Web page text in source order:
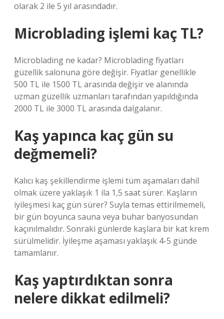
olarak 2 ile 5 yıl arasındadır.
Microblading işlemi kaç TL?
Microblading ne kadar? Microblading fiyatları
güzellik salonuna göre değişir. Fiyatlar genellikle
500 TL ile 1500 TL arasında değişir ve alanında
uzman güzellik uzmanları tarafından yapıldığında
2000 TL ile 3000 TL arasında dalgalanır.
Kaş yapınca kaç gün su
değmemeli?
Kalıcı kaş şekillendirme işlemi tüm aşamaları dahil
olmak üzere yaklaşık 1 ila 1,5 saat sürer. Kaşların
iyileşmesi kaç gün sürer? Suyla temas ettirilmemeli,
bir gün boyunca sauna veya buhar banyosundan
kaçınılmalıdır. Sonraki günlerde kaşlara bir kat krem
​​sürülmelidir. İyileşme aşaması yaklaşık 4-5 günde
tamamlanır.
Kaş yaptırdıktan sonra
nelere dikkat edilmeli?